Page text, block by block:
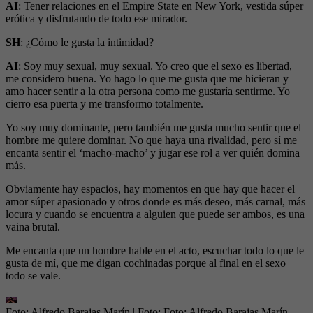
AI: Tener relaciones en el Empire State en New York, vestida súper
erótica y disfrutando de todo ese mirador.
SH: ¿Cómo le gusta la intimidad?
AI: Soy muy sexual, muy sexual. Yo creo que el sexo es libertad,
me considero buena. Yo hago lo que me gusta que me hicieran y
amo hacer sentir a la otra persona como me gustaría sentirme. Yo
cierro esa puerta y me transformo totalmente.
Yo soy muy dominante, pero también me gusta mucho sentir que el
hombre me quiere dominar. No que haya una rivalidad, pero sí me
encanta sentir el ‘macho-macho’ y jugar ese rol a ver quién domina
más.
Obviamente hay espacios, hay momentos en que hay que hacer el
amor súper apasionado y otros donde es más deseo, más carnal, más
locura y cuando se encuentra a alguien que puede ser ambos, es una
vaina brutal.
Me encanta que un hombre hable en el acto, escuchar todo lo que le
gusta de mí, que me digan cochinadas porque al final en el sexo
todo se vale.